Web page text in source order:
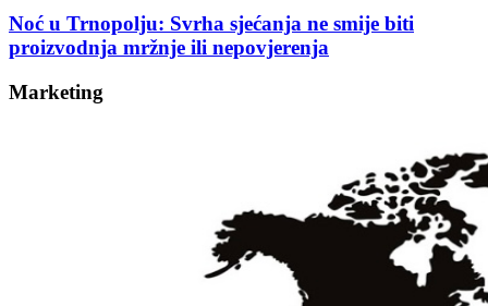
Noć u Trnopolju: Svrha sjećanja ne smije biti
proizvodnja mržnje ili nepovjerenja
Marketing